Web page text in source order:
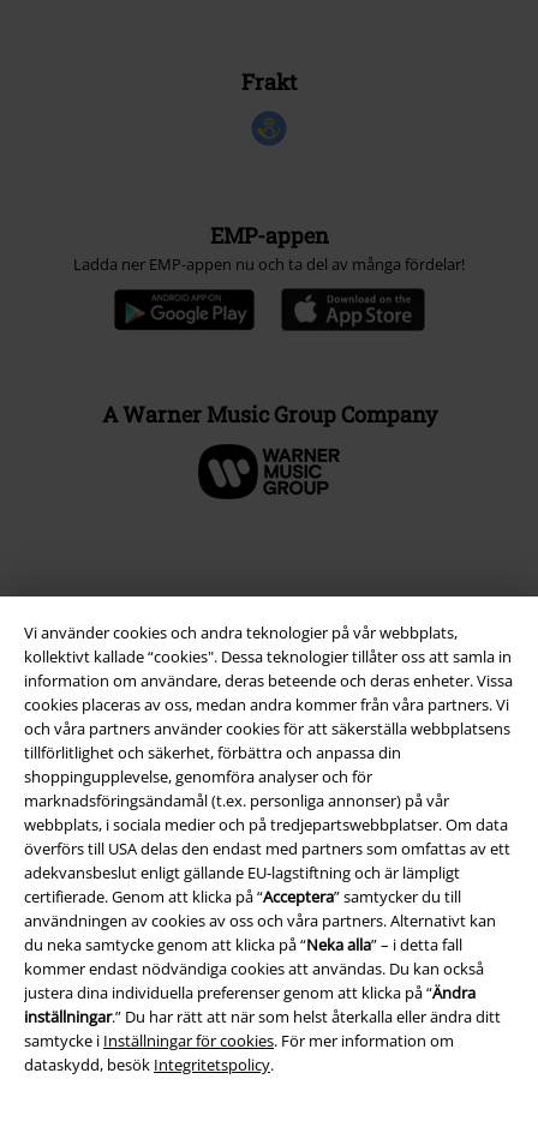
Vi använder cookies och andra teknologier på vår webbplats,
kollektivt kallade “cookies". Dessa teknologier tillåter oss att samla in
information om användare, deras beteende och deras enheter. Vissa
cookies placeras av oss, medan andra kommer från våra partners. Vi
och våra partners använder cookies för att säkerställa webbplatsens
tillförlitlighet och säkerhet, förbättra och anpassa din
shoppingupplevelse, genomföra analyser och för
marknadsföringsändamål (t.ex. personliga annonser) på vår
webbplats, i sociala medier och på tredjepartswebbplatser. Om data
överförs till USA delas den endast med partners som omfattas av ett
adekvansbeslut enligt gällande EU-lagstiftning och är lämpligt
certifierade. Genom att klicka på “Acceptera” samtycker du till
användningen av cookies av oss och våra partners. Alternativt kan
du neka samtycke genom att klicka på “Neka alla” – i detta fall
kommer endast nödvändiga cookies att användas. Du kan också
justera dina individuella preferenser genom att klicka på “Ändra
inställningar.” Du har rätt att när som helst återkalla eller ändra ditt
samtycke i Inställningar för cookies. För mer information om
dataskydd, besök Integritetspolicy.
Frakt
EMP-appen
Ladda ner EMP-appen nu och ta del av många fördelar!
A Warner Music Group Company
Juridisk information/Villkor
Villkor
Om oss
Ladda ner villkoren
Avfallshantering och miljöskydd
Försäkran om överensstämmelse
Information om tillgänglighet